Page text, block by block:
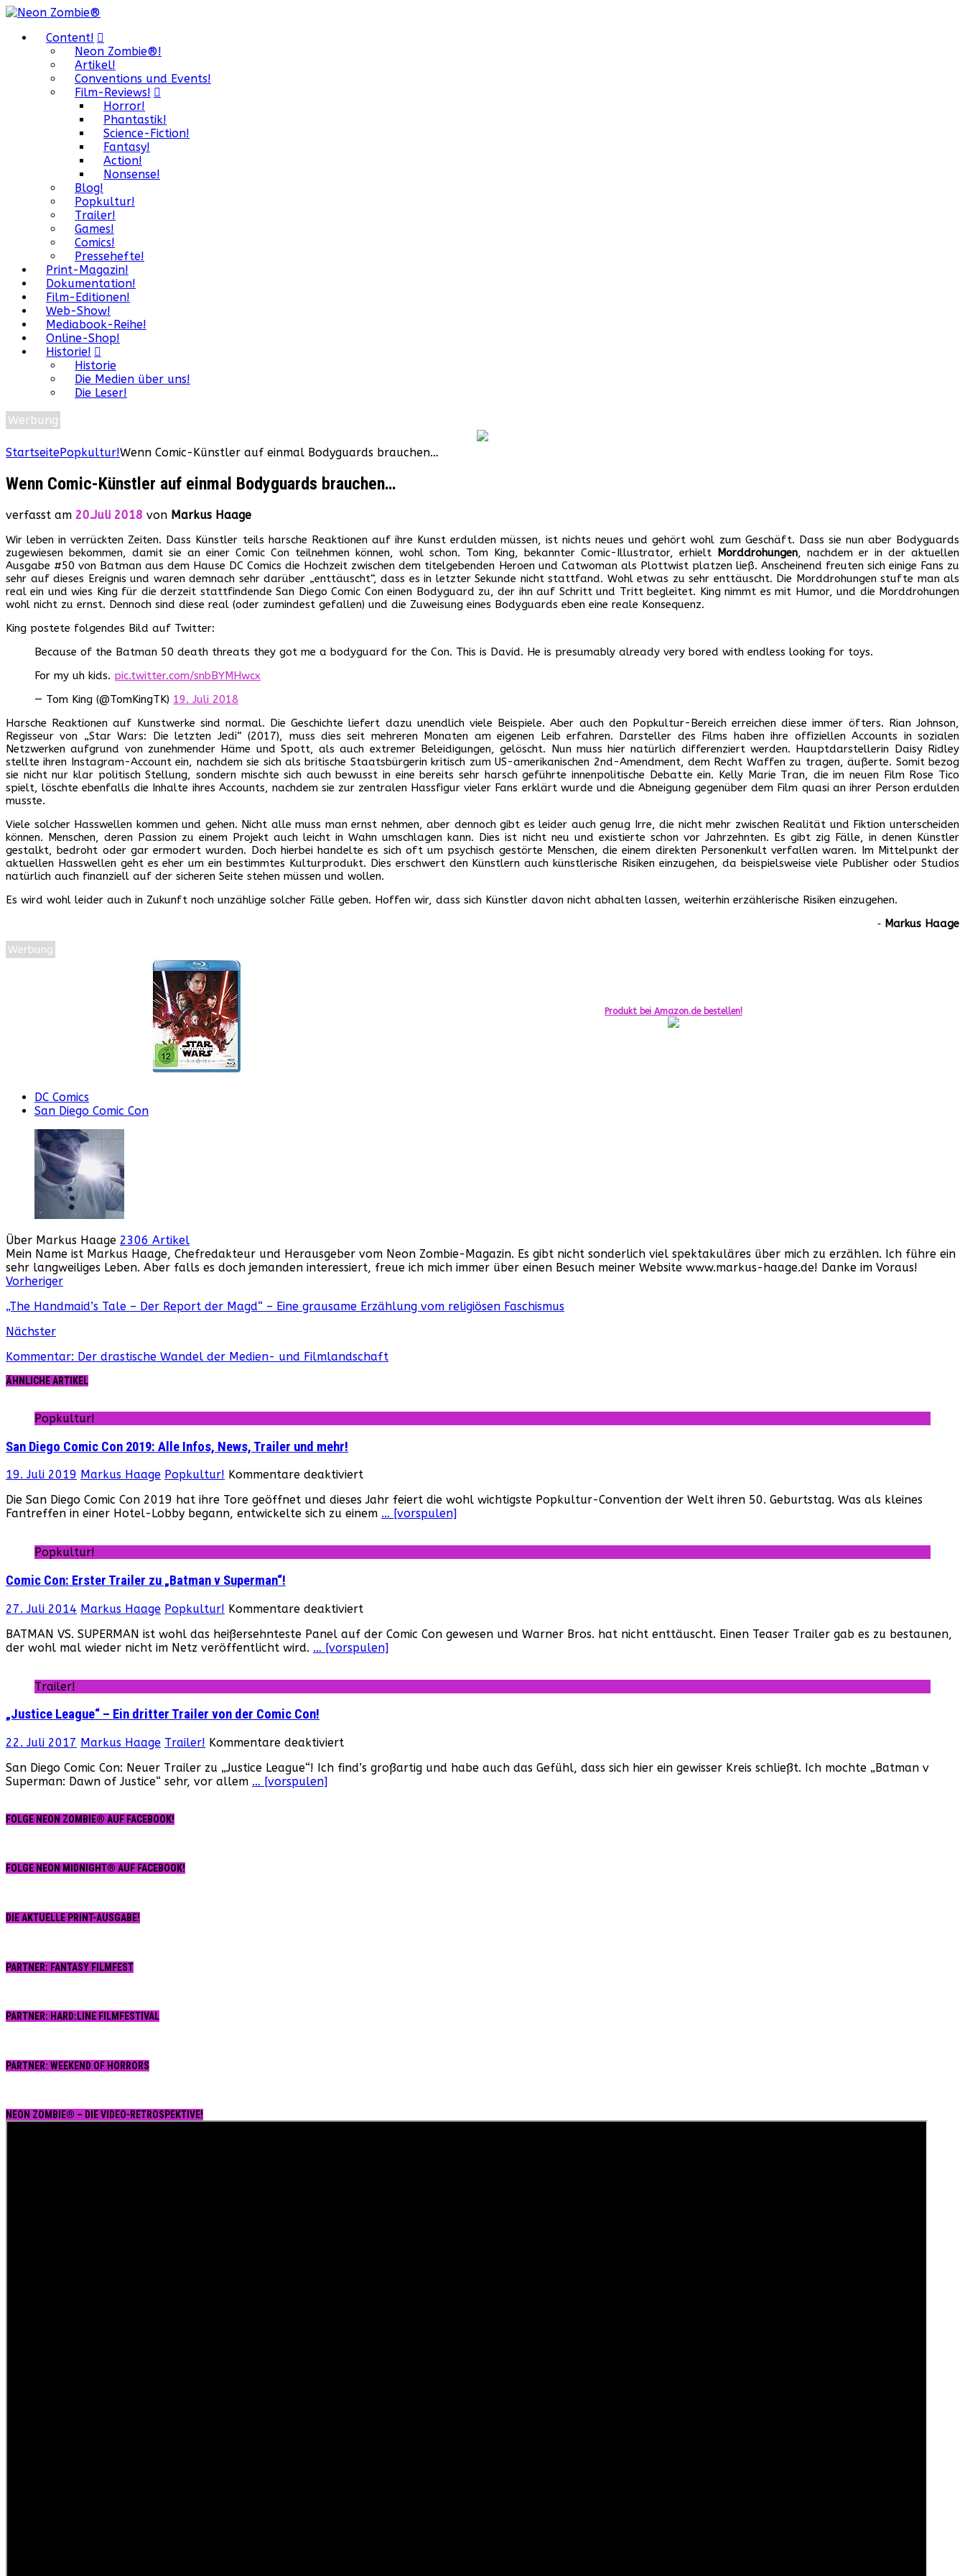
Content!
Neon Zombie®!
Artikel!
Conventions und Events!
Film-Reviews!
Horror!
Phantastik!
Science-Fiction!
Fantasy!
Action!
Nonsense!
Blog!
Popkultur!
Trailer!
Games!
Comics!
Pressehefte!
Print-Magazin!
Dokumentation!
Film-Editionen!
Web-Show!
Mediabook-Reihe!
Online-Shop!
Historie!
Historie
Die Medien über uns!
Die Leser!
Werbung
StartseitePopkultur!Wenn Comic-Künstler auf einmal Bodyguards brauchen…
Wenn Comic-Künstler auf einmal Bodyguards brauchen…
verfasst am 20.Juli 2018 von Markus Haage
Wir leben in verrückten Zeiten. Dass Künstler teils harsche Reaktionen auf ihre Kunst erdulden müssen, ist nichts neues und gehört wohl zum Geschäft. Dass sie nun aber Bodyguards
zugewiesen bekommen, damit sie an einer Comic Con teilnehmen können, wohl schon. Tom King, bekannter Comic-Illustrator, erhielt Morddrohungen, nachdem er in der aktuellen
Ausgabe #50 von Batman aus dem Hause DC Comics die Hochzeit zwischen dem titelgebenden Heroen und Catwoman als Plottwist platzen ließ. Anscheinend freuten sich einige Fans zu
sehr auf dieses Ereignis und waren demnach sehr darüber „enttäuscht“, dass es in letzter Sekunde nicht stattfand. Wohl etwas zu sehr enttäuscht. Die Morddrohungen stufte man als
real ein und wies King für die derzeit stattfindende San Diego Comic Con einen Bodyguard zu, der ihn auf Schritt und Tritt begleitet. King nimmt es mit Humor, und die Morddrohungen
wohl nicht zu ernst. Dennoch sind diese real (oder zumindest gefallen) und die Zuweisung eines Bodyguards eben eine reale Konsequenz.
King postete folgendes Bild auf Twitter:
Because of the Batman 50 death threats they got me a bodyguard for the Con. This is David. He is presumably already very bored with endless looking for toys.
For my uh kids. pic.twitter.com/snbBYMHwcx
— Tom King (@TomKingTK) 19. Juli 2018
Harsche Reaktionen auf Kunstwerke sind normal. Die Geschichte liefert dazu unendlich viele Beispiele. Aber auch den Popkultur-Bereich erreichen diese immer öfters. Rian Johnson,
Regisseur von „Star Wars: Die letzten Jedi“ (2017), muss dies seit mehreren Monaten am eigenen Leib erfahren. Darsteller des Films haben ihre offiziellen Accounts in sozialen
Netzwerken aufgrund von zunehmender Häme und Spott, als auch extremer Beleidigungen, gelöscht. Nun muss hier natürlich differenziert werden. Hauptdarstellerin Daisy Ridley
stellte ihren Instagram-Account ein, nachdem sie sich als britische Staatsbürgerin kritisch zum US-amerikanischen 2nd-Amendment, dem Recht Waffen zu tragen, äußerte. Somit bezog
sie nicht nur klar politisch Stellung, sondern mischte sich auch bewusst in eine bereits sehr harsch geführte innenpolitische Debatte ein. Kelly Marie Tran, die im neuen Film Rose Tico
spielt, löschte ebenfalls die Inhalte ihres Accounts, nachdem sie zur zentralen Hassfigur vieler Fans erklärt wurde und die Abneigung gegenüber dem Film quasi an ihrer Person erdulden
musste.
Viele solcher Hasswellen kommen und gehen. Nicht alle muss man ernst nehmen, aber dennoch gibt es leider auch genug Irre, die nicht mehr zwischen Realität und Fiktion unterscheiden
können. Menschen, deren Passion zu einem Projekt auch leicht in Wahn umschlagen kann. Dies ist nicht neu und existierte schon vor Jahrzehnten. Es gibt zig Fälle, in denen Künstler
gestalkt, bedroht oder gar ermodert wurden. Doch hierbei handelte es sich oft um psychisch gestörte Menschen, die einem direkten Personenkult verfallen waren. Im Mittelpunkt der
aktuellen Hasswellen geht es eher um ein bestimmtes Kulturprodukt. Dies erschwert den Künstlern auch künstlerische Risiken einzugehen, da beispielsweise viele Publisher oder Studios
natürlich auch finanziell auf der sicheren Seite stehen müssen und wollen.
Es wird wohl leider auch in Zukunft noch unzählige solcher Fälle geben. Hoffen wir, dass sich Künstler davon nicht abhalten lassen, weiterhin erzählerische Risiken einzugehen.
‐ Markus Haage
Werbung
Produkt bei Amazon.de bestellen!
DC Comics
San Diego Comic Con
Über Markus Haage 2306 Artikel
Mein Name ist Markus Haage, Chefredakteur und Herausgeber vom Neon Zombie-Magazin. Es gibt nicht sonderlich viel spektakuläres über mich zu erzählen. Ich führe ein
sehr langweiliges Leben. Aber falls es doch jemanden interessiert, freue ich mich immer über einen Besuch meiner Website www.markus-haage.de! Danke im Voraus!
Webseite
Facebook
Instagram
YouTube
Vorheriger
„The Handmaid’s Tale – Der Report der Magd“ – Eine grausame Erzählung vom religiösen Faschismus
Nächster
Kommentar: Der drastische Wandel der Medien- und Filmlandschaft
ÄHNLICHE ARTIKEL
Popkultur!
San Diego Comic Con 2019: Alle Infos, News, Trailer und mehr!
19. Juli 2019 Markus Haage Popkultur! Kommentare deaktiviertfür
Diego
Comic
2019:
Alle
und
Die San Diego Comic Con 2019 hat ihre Tore geöffnet und dieses Jahr feiert die wohl wichtigste Popkultur-Convention der Welt ihren 50. Geburtstag. Was als kleines
Fantreffen in einer Hotel-Lobby begann, entwickelte sich zu einem … [vorspulen]
Popkultur!
Comic Con: Erster Trailer zu „Batman v Superman“!
27. Juli 2014 Markus Haage Popkultur! Kommentare deaktiviert
Con:
Erster
BATMAN VS. SUPERMAN ist wohl das heißersehnteste Panel auf der Comic Con gewesen und Warner Bros. hat nicht enttäuscht. Einen Teaser Trailer gab es zu bestaunen,
der wohl mal wieder nicht im Netz veröffentlicht wird. … [vorspulen]
Trailer!
„Justice League“ – Ein dritter Trailer von der Comic Con!
22. Juli 2017 Markus Haage Trailer! Kommentare deaktiviertfür
League“
San Diego Comic Con: Neuer Trailer zu „Justice League“! Ich find’s großartig und habe auch das Gefühl, dass sich hier ein gewisser Kreis schließt. Ich mochte „Batman v
Superman: Dawn of Justice“ sehr, vor allem … [vorspulen]
FOLGE NEON ZOMBIE® AUF FACEBOOK!
FOLGE NEON MIDNIGHT® AUF FACEBOOK!
DIE AKTUELLE PRINT-AUSGABE!
PARTNER: FANTASY FILMFEST
PARTNER: HARD:LINE FILMFESTIVAL
PARTNER: WEEKEND OF HORRORS
NEON ZOMBIE® – DIE VIDEO-RETROSPEKTIVE!